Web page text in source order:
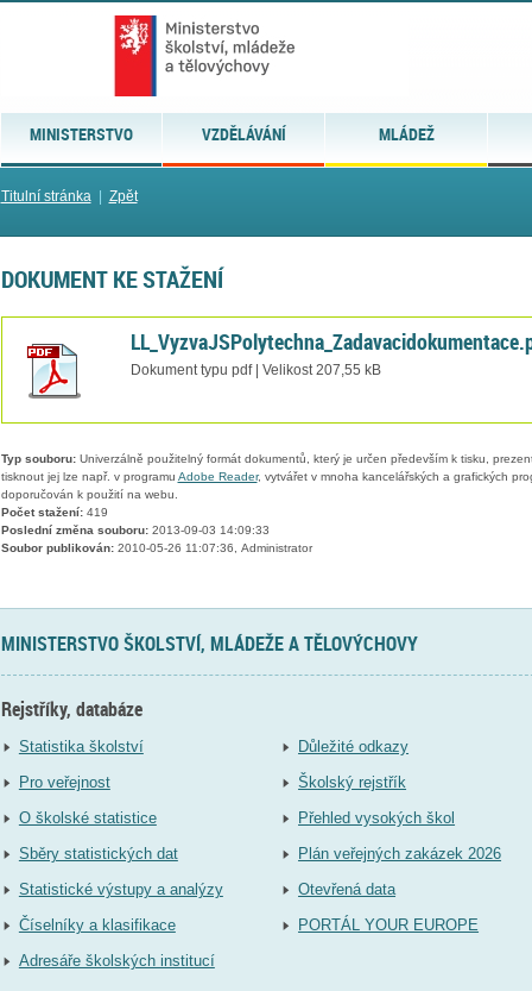
MINISTERSTVO VZDĚLÁVÁNÍ MLÁDEŽ
Titulní stránka| Zpět
DOKUMENT KE STAŽENÍ
Dokument typu pdf | Velikost 207,55 kB
Typ souboru:Univerzálně použitelný formát dokumentů, který je určen především k tisku,
tisknout jej lze např. v programu Adobe Reader, vytvářet v mnoha kancelářských a grafických
doporučován k použití na webu.
Počet stažení:419
Poslední změna souboru:2013-09-03 14:09:33
Soubor publikován:2010-05-26 11:07:36, Administrator
MINISTERSTVO ŠKOLSTVÍ, MLÁDEŽE A TĚLOVÝCHOVY
Rejstříky, databáze
Statistika školství
Pro veřejnost
O školské statistice
Sběry statistických dat
Statistické výstupy a analýzy
Číselníky a klasifikace
Adresáře školských institucí
Důležité odkazy
Školský rejstřík
Přehled vysokých škol
Plán veřejných zakázek 2026
Otevřená data
PORTÁL YOUR EUROPE